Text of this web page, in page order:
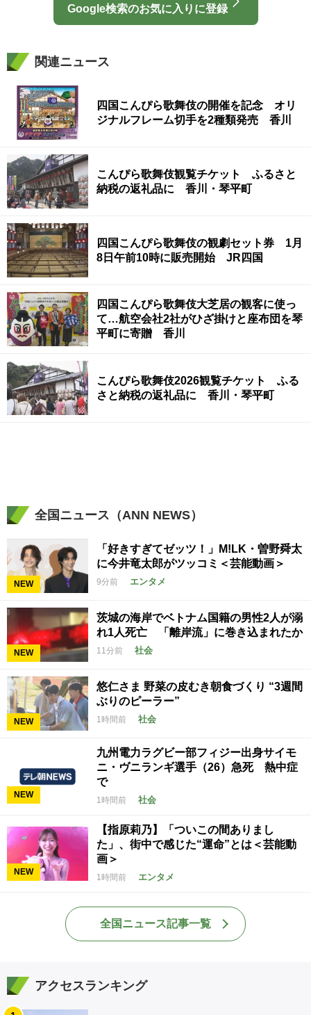
Google検索のお気に入りに登録
関連ニュース
四国こんぴら歌舞伎の開催を記念 オリ
ジナルフレーム切手を2種類発売 香川
こんぴら歌舞伎観覧チケット ふるさと
納税の返礼品に 香川・琴平町
四国こんぴら歌舞伎の観劇セット券 1月
8日午前10時に販売開始 JR四国
四国こんぴら歌舞伎大芝居の観客に使っ
て…航空会社2社がひざ掛けと座布団を琴
平町に寄贈 香川
こんぴら歌舞伎2026観覧チケット ふる
さと納税の返礼品に 香川・琴平町
全国ニュース（ANN NEWS）
NEW
「好きすぎてゼッツ！」M!LK・曽野舜太
に今井竜太郎がツッコミ＜芸能動画＞
9分前 エンタメ
NEW
茨城の海岸でベトナム国籍の男性2人が溺
れ1人死亡 「離岸流」に巻き込まれたか
11分前 社会
NEW
悠仁さま 野菜の皮むき朝食づくり “3週間
ぶりのピーラー”
1時間前 社会
NEW
九州電力ラグビー部フィジー出身サイモ
ニ・ヴニランギ選手（26）急死 熱中症
で
1時間前 社会
NEW
【指原莉乃】「ついこの間ありまし
た」、街中で感じた“運命”とは＜芸能動
画＞
1時間前 エンタメ
全国ニュース記事一覧
アクセスランキング